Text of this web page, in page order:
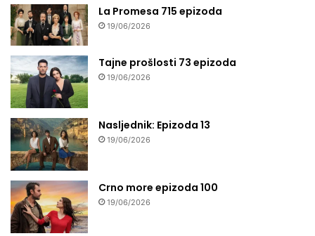
La Promesa 715 epizoda
19/06/2026
Tajne prošlosti 73 epizoda
19/06/2026
Nasljednik: Epizoda 13
19/06/2026
Crno more epizoda 100
19/06/2026